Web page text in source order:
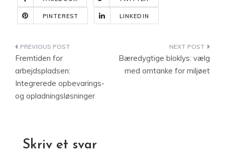
PINTEREST LINKEDIN
Indlægsnavigation
Fremtiden for
arbejdspladsen:
Integrerede opbevarings-
og opladningsløsninger
Bæredygtige bloklys: vælg
med omtanke for miljøet
Skriv et svar